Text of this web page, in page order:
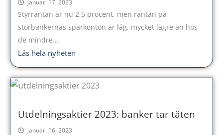
januari 17, 2023
Styrräntan är nu 2,5 procent, men räntan på
storbankernas sparkonton är låg, mycket lägre än hos
de mindre...
Läs hela nyheten
Utdelningsaktier 2023: banker tar täten
januari 16, 2023